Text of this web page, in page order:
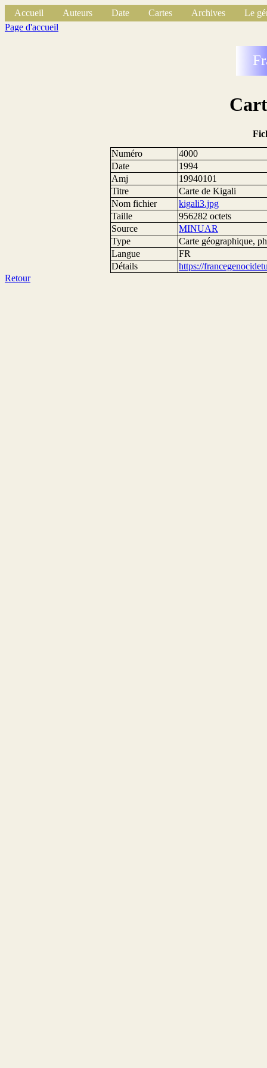
Accueil Auteurs Date Cartes Archives
Le
Page d'accueil
Numéro
4000
Date
1994
Amj
19940101
Titre
Carte de Kigali
Nom fichier
kigali3.jpg
Taille
956282 octets
Source
MINUAR
Type
Carte géographique,
Langue
FR
Détails
https://
Retour